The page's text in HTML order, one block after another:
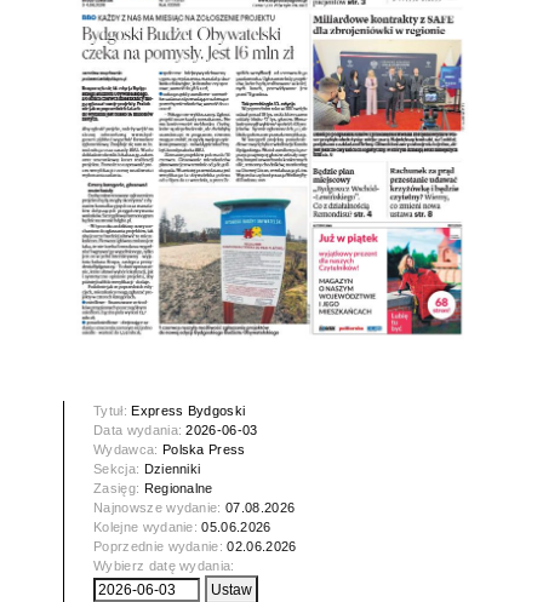
Tytuł: Express Bydgoski
Data wydania:2026-06-03
Wydawca: Polska Press
Sekcja: Dzienniki
Zasięg: Regionalne
Najnowsze wydanie:07.08.2026
Kolejne wydanie:05.06.2026
Poprzednie wydanie:02.06.2026
Wybierz datę wydania: